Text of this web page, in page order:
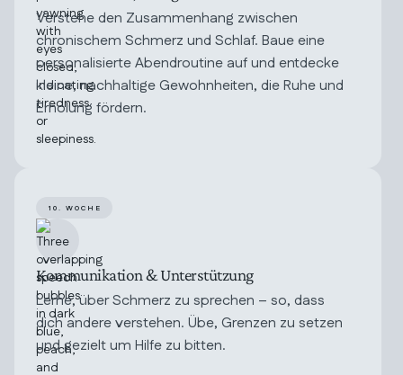
Verstehe den Zusammenhang zwischen
chronischem Schmerz und Schlaf. Baue eine
personalisierte Abendroutine auf und entdecke
kleine, nachhaltige Gewohnheiten, die Ruhe und
Erholung fördern.
10. WOCHE
Kommunikation & Unterstützung
Lerne, über Schmerz zu sprechen – so, dass
dich andere verstehen. Übe, Grenzen zu setzen
und gezielt um Hilfe zu bitten.